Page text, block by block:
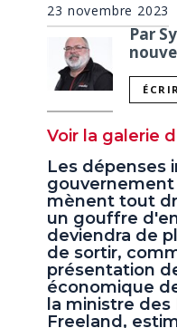
23 novembre 2023
Par
Voir la galerie
Les dépenses
mènent tout
un gouffre
deviendra de
de sortir,
présentation
économique
la ministre des
Freeland,